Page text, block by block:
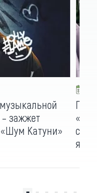
зажжет
«Шум Катуни»